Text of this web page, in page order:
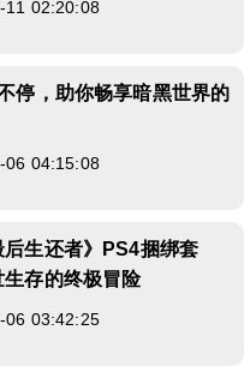
11 02:20:08
停，助你畅享暗黑世界的
06 04:15:08
生还者》PS4捆绑套
存的终极冒险
06 03:42:25